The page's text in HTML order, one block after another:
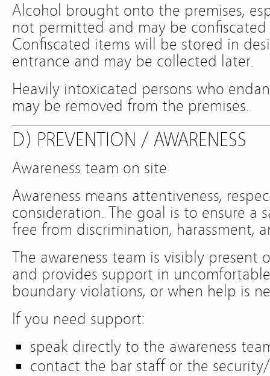
Alcohol brought onto the premises,
not permitted and may be
Confiscated items will be stored in
entrance and may be collected later.
Heavily intoxicated persons who
may be removed from the premises.
D) PREVENTION / AWARENESS
Awareness team on site
Awareness means attentiveness,
consideration. The goal is to ensure a
free from discrimination, harassment,
The awareness team is visibly present
and provides support in
boundary violations, or when help is
If you need support:
speak directly to the awareness
contact the bar staff or the